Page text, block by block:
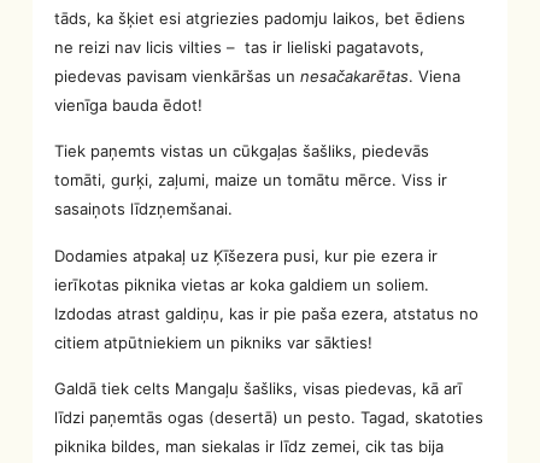
tāds, ka šķiet esi atgriezies padomju laikos, bet ēdiens
ne reizi nav licis vilties – tas ir lieliski pagatavots,
piedevas pavisam vienkāršas unnesačakarētas. Viena
vienīga bauda ēdot!
Tiek paņemts vistas un cūkgaļas šašliks, piedevās
tomāti, gurķi, zaļumi, maize un tomātu mērce. Viss ir
sasaiņots līdzņemšanai.
Dodamies atpakaļ uz Ķīšezera pusi, kur pie ezera ir
ierīkotas piknika vietas ar koka galdiem un soliem.
Izdodas atrast galdiņu, kas ir pie paša ezera, atstatus no
citiem atpūtniekiem un pikniks var sākties!
Galdā tiek celts Mangaļu šašliks, visas piedevas, kā arī
līdzi paņemtās ogas (desertā) un pesto. Tagad, skatoties
piknika bildes, man siekalas ir līdz zemei, cik tas bija